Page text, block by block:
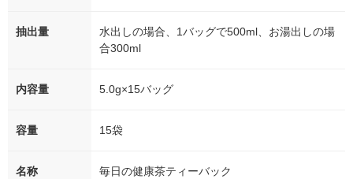
抽出量
水出しの場合、1バッグで500ml、お湯出しの場
合300ml
内容量 5.0g×15バッグ
容量 15袋
名称 毎日の健康茶ティーバック